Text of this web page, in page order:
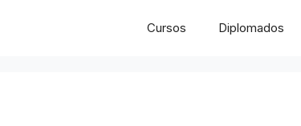
Cursos Diplomados